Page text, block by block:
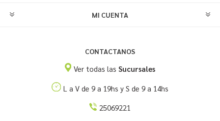
MI CUENTA
CONTACTANOS
Ver todas lasSucursales
L a V de 9 a 19hs y S de 9 a 14hs
25069221